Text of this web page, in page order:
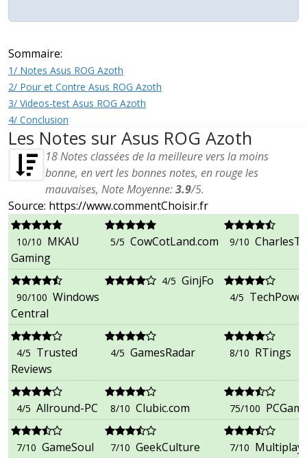
Sommaire:
1/ Notes Asus ROG Azoth
2/ Pour et Contre Asus ROG Azoth
3/ Videos-test Asus ROG Azoth
4/ Conclusion
Les Notes sur Asus ROG Azoth
18Notes classées de la meilleure vers la moins
bonne, en vert les bonnes notes, en rouge les
mauvaises, Note Moyenne:3.9/5.
Source: https://www.commentChoisir.fr
10/10 MKAU
Gaming
5/5 CowCotLand.com 9/10
90/100 Windows
Central
4/5 GinjFo
4/5
4/5 Trusted
Reviews
4/5 GamesRadar 8/10 RTings
4/5 Allround-PC 8/10 Clubic.com 75/100
7/10 GameSoul 7/10 GeekCulture 7/10